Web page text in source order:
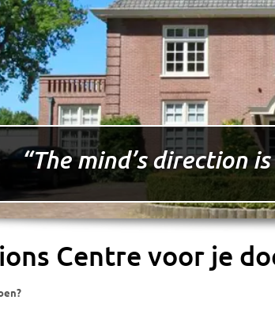
“The mind’s direction
Centre voor je